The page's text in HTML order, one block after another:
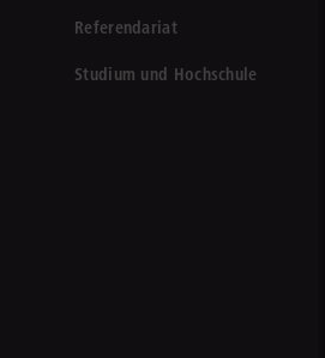
Referendariat
Studium und Hochschule